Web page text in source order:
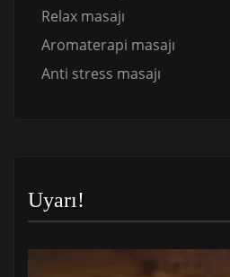
Relax masajı
Aromaterapi masajı
Anti stress masajı
Uyarı!